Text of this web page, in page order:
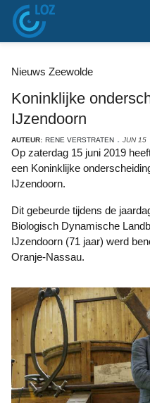
Nieuws Zeewolde
Koninklijke
IJzendoorn
AUTEUR: RENE VERSTRATEN JUN 15
Op zaterdag 15 juni 2019 heeft burgemeester Gerrit Jan Gorter
een Koninklijke
IJzendoorn.
Dit gebeurde tijdens de jaardag van de Vereniging voor
Biologisch Dynamische
IJzendoorn (71 jaar) werd
Oranje-Nassau.